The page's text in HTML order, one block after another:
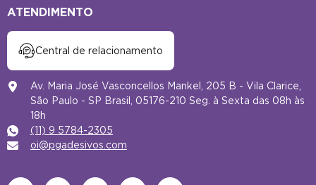
ATENDIMENTO
Central de relacionamento
Av. Maria José Vasconcellos Mankel, 205 B - Vila Clarice,
São Paulo - SP Brasil, 05176-210 Seg. à Sexta das 08h às
18h
(11) 9 5784-2305
oi@pgadesivos.com